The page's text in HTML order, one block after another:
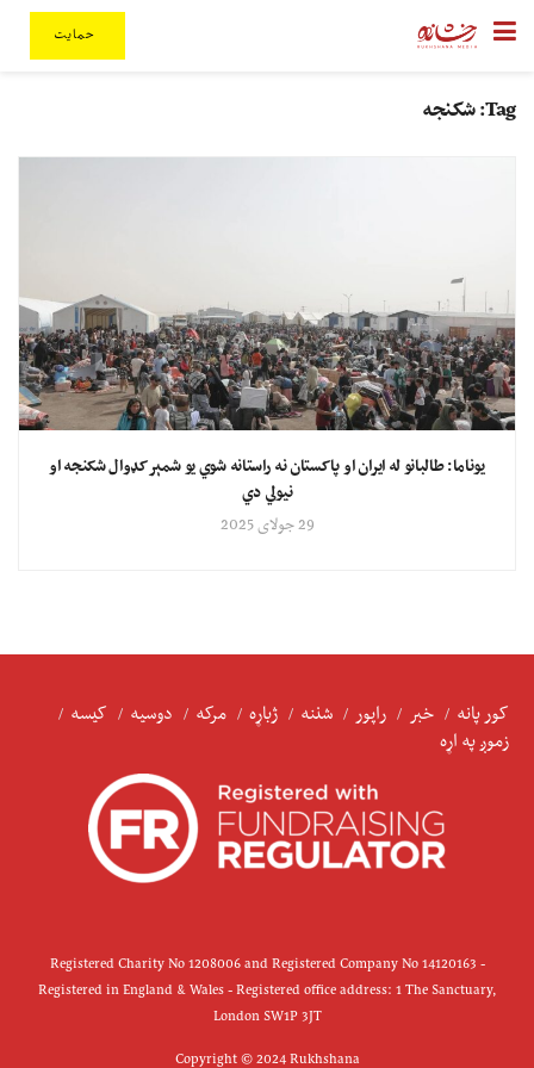
حمایت
Tag: شکنجه
یوناما: طالبانو له ایران او پاکستان نه راستانه شوي یو شمېر کډوال شکنجه او
نیولي دي
29 جولای 2025
کور پانه خبر راپور شننه ژباړه مرکه دوسیه
کیسه
زموږ په اړه
Registered Charity No 1208006 and Registered Company No 14120163 -
Registered in England & Wales - Registered office address: 1 The Sanctuary,
London SW1P 3JT
Copyright © 2024 Rukhshana